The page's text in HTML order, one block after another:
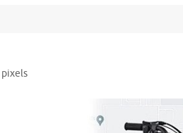
pixels